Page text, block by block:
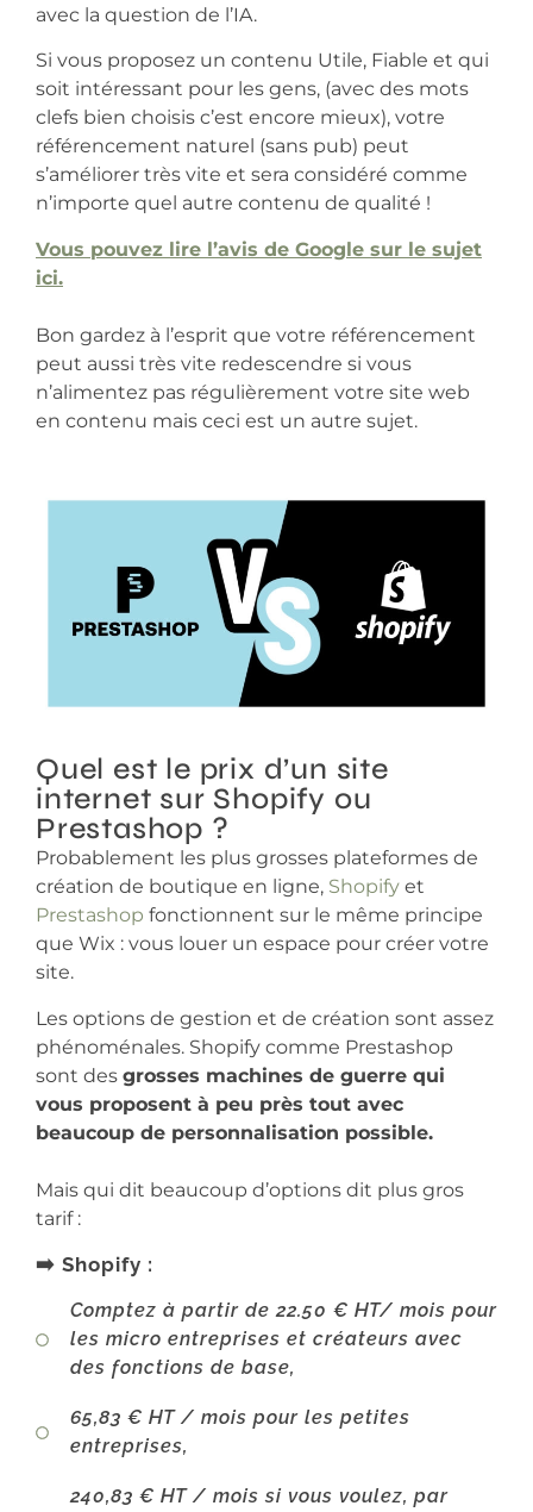
avec la question de l’IA.
Si vous proposez un contenu Utile, Fiable et qui
soit intéressant pour les gens, (avec des mots
clefs bien choisis c’est encore mieux), votre
référencement naturel (sans pub) peut
s’améliorer très vite et sera considéré comme
n’importe quel autre contenu de qualité !
Vous pouvez lire l’avis de Google sur le sujet
ici.
Bon gardez à l’esprit que votre référencement
peut aussi très vite redescendre si vous
n’alimentez pas régulièrement votre site web
en contenu mais ceci est un autre sujet.
Quel est le prix d’un site
internet sur Shopify ou
Prestashop ?
Probablement les plus grosses plateformes de
création de boutique en ligne, Shopify et
Prestashop fonctionnent sur le même principe
que Wix : vous louer un espace pour créer votre
site.
Les options de gestion et de création sont assez
phénoménales. Shopify comme Prestashop
sont des grosses machines de guerre qui
vous proposent à peu près tout avec
beaucoup de personnalisation possible.
Mais qui dit beaucoup d’options dit plus gros
tarif :
➡️ Shopify :
Comptez à partir de 22.50 € HT/ mois pour
les micro entreprises et créateurs avec
des fonctions de base,
65,83 € HT / mois pour les petites
entreprises,
240,83 € HT / mois si vous voulez, par